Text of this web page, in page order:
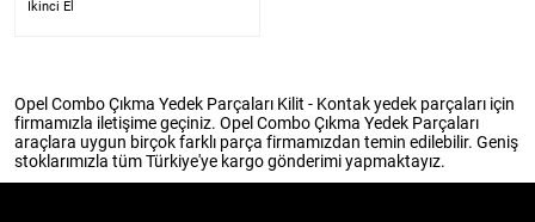
İkinci El
Opel Combo Çıkma Yedek Parçaları Kilit - Kontak yedek parçaları için
firmamızla iletişime geçiniz. Opel Combo Çıkma Yedek Parçaları
araçlara uygun birçok farklı parça firmamızdan temin edilebilir. Geniş
stoklarımızla tüm Türkiye'ye kargo gönderimi yapmaktayız.